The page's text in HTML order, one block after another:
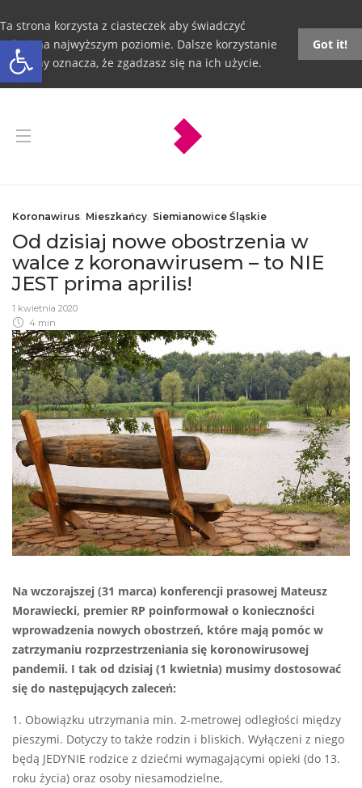
Otwórz pasek narzędzi
Ta strona korzysta z ciasteczek aby świadczyć
usługi na najwyższym poziomie. Dalsze korzystanie
ze strony oznacza, że zgadzasz się na ich użycie.
Got it!
Koronawirus, Mieszkańcy, Siemianowice Śląskie
Od dzisiaj nowe obostrzenia w
walce z koronawirusem – to NIE
JEST prima aprilis!
1 kwietnia 2020
4 min
Na wczorajszej (31 marca) konferencji prasowej Mateusz
Morawiecki, premier RP poinformował o konieczności
wprowadzenia nowych obostrzeń, które mają pomóc w
zatrzymaniu rozprzestrzeniania się koronowirusowej
pandemii. I tak od dzisiaj (1 kwietnia) musimy dostosować
się do następujących zaleceń:
1. Obowiązku utrzymania min. 2-metrowej odległości między
pieszymi. Dotyczy to także rodzin i bliskich. Wyłączeni z niego
będą JEDYNIE rodzice z dziećmi wymagającymi opieki (do 13.
roku życia) oraz osoby niesamodzielne,